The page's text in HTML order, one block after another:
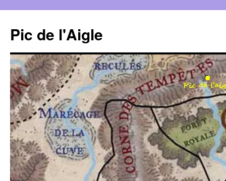
contenu
Pic de l'Aigle